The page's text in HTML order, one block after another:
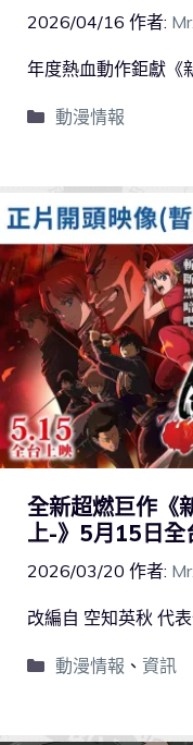
2026/04/16 作者:
年度熱血動作鉅獻《
動漫情報
全新超燃巨作《
上-》5月15日全
2026/03/20 作者:
改編自 空知英秋 代
動漫情報 、 資訊